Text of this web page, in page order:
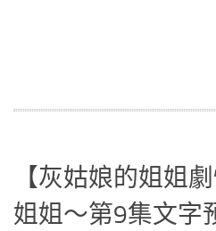
【灰姑娘的姐姐
姐姐～第9集文字